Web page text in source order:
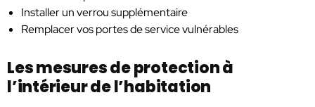
Installer un verrou supplémentaire
Remplacer vos portes de service vulnérables
Les mesures de protection à
l’intérieur de l’habitation